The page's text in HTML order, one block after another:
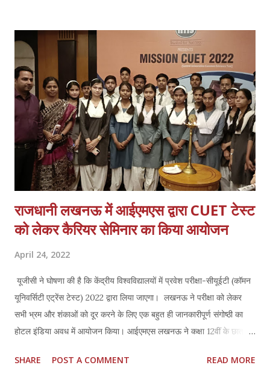
पर्यावरण के प्रति जागरूक किया तथा प्रत्येक शिक्षक, छात्राओं तथा मैनेजमेंट के
सदस्यों द्वारा पौधारोपण कार्यक्रम संपन्न हुआ। उक्त कार्यक्रम का संचालन वनस्पति
विज्ञान विभाग की विभागाध्यक्ष डॉक्टर अलका निवेदन ने किया।
राजधानी लखनऊ में आईएमएस द्वारा CUET टेस्ट
को लेकर कैरियर सेमिनार का किया आयोजन
April 24, 2022
यूजीसी ने घोषणा की है कि केंद्रीय विश्वविद्यालयों में प्रवेश परीक्षा-सीयूईटी (कॉमन
यूनिवर्सिटी एट्रेंस टेस्ट) 2022 द्वारा लिया जाएगा। लखनऊ ने परीक्षा को लेकर
सभी भ्रम और शंकाओं को दूर करने के लिए एक बहुत ही जानकारीपूर्ण संगोष्ठी का
होटल इंडिया अवध में आयोजन किया। आईएमएस लखनऊ ने कक्षा 12वीं के छात्रों
विश्वविद्यालयों के संबंध में सभी जानकारी दी गई। लगातर पुछे जाने वाले प्रश्न जैसे
SHARE POST A COMMENT READ MORE